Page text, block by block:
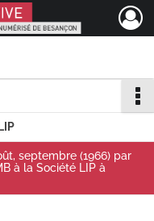
de Besançon
septembre (1966) par
à la Société LIP à